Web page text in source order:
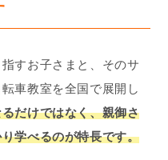
すお子さまと、そのサ
車教室を全国で展開し
だけではなく、親御さ
学べるのが特長です。